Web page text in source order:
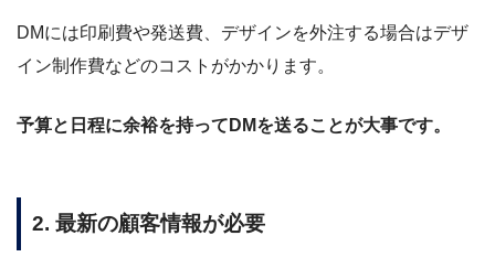
DMには印刷費や発送費、デザインを外注する場合はデザ
イン制作費などのコストがかかります。
予算と日程に余裕を持ってDMを送ることが大事です。
2. 最新の顧客情報が必要